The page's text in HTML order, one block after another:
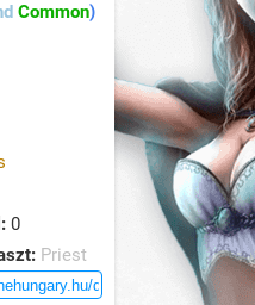
Common)
0
Priest